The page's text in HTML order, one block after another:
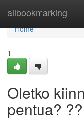
allbookmarking
Home
Home
1
Oletko
pentua?